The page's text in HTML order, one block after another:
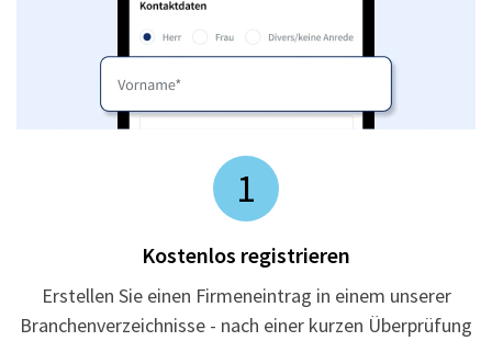
1
Kostenlos registrieren
Erstellen Sie einen Firmeneintrag in einem unserer
Branchenverzeichnisse - nach einer kurzen Überprüfung